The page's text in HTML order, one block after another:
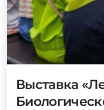
Выставка